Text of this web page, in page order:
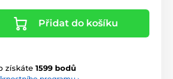
Přidat do košíku
získáte 1599 bodů